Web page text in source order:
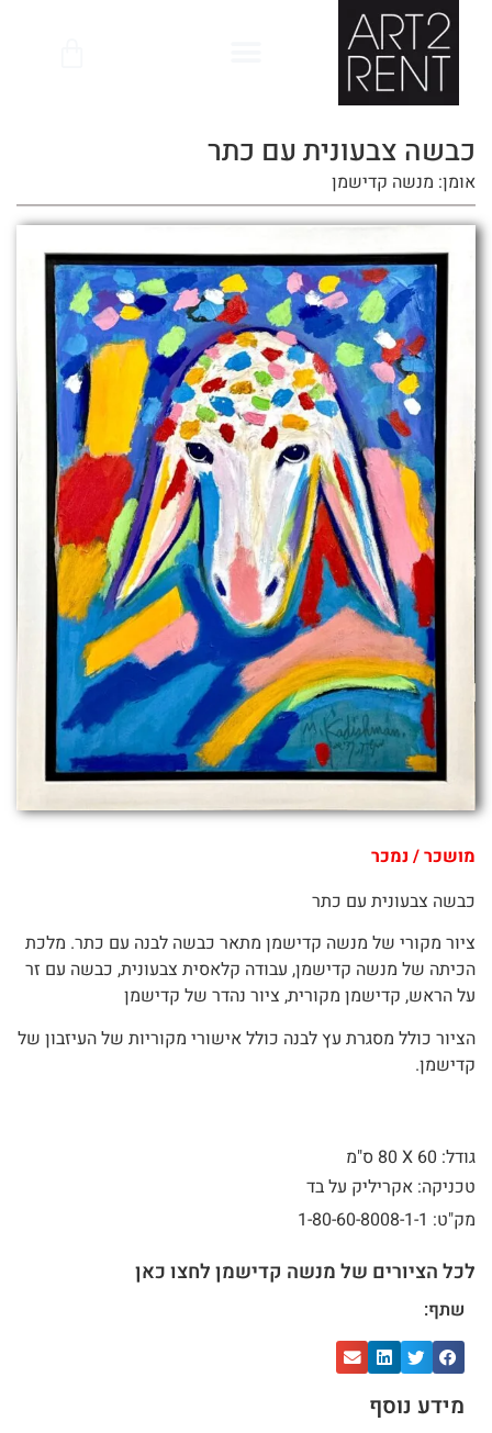
כבשה צבעונית עם כתר
אומן: מנשה קדישמן
מושכר / נמכר
כבשה צבעונית עם כתר
ציור מקורי של מנשה קדישמן מתאר כבשה לבנה עם כתר. מלכת
הכיתה של מנשה קדישמן, עבודה קלאסית צבעונית, כבשה עם זר
על הראש, קדישמן מקורית, ציור נהדר של קדישמן
הציור כולל מסגרת עץ לבנה כולל אישורי מקוריות של העיזבון של
קדישמן.
גודל: 60 X
80 ס"מ
טכניקה: אקריליק על בד
מק"ט: 1-80-60-8008-1-1
לכל הציורים של מנשה קדישמן לחצו כאן
שתף:
מידע נוסף